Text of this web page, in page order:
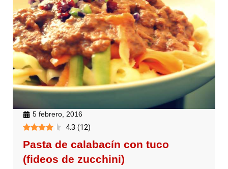
5 febrero, 2016
4.3 (12)
Pasta de calabacín con tuco
(fideos de zucchini)